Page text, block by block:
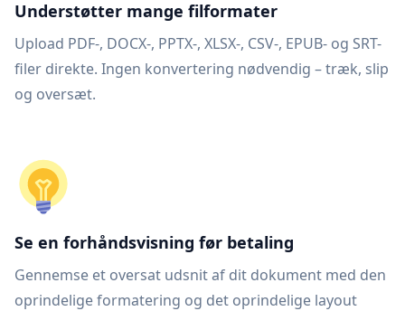
Understøtter mange filformater
Upload PDF-, DOCX-, PPTX-, XLSX-, CSV-, EPUB- og SRT-
filer direkte. Ingen konvertering nødvendig – træk, slip
og oversæt.
Se en forhåndsvisning før betaling
Gennemse et oversat udsnit af dit dokument med den
oprindelige formatering og det oprindelige layout